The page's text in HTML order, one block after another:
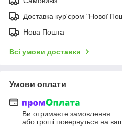
Доставка кур'єром "Нової
Нова Пошта
Всі умови доставки
Умови оплати
Ви отримаєте замовлення
або гроші повернуться на